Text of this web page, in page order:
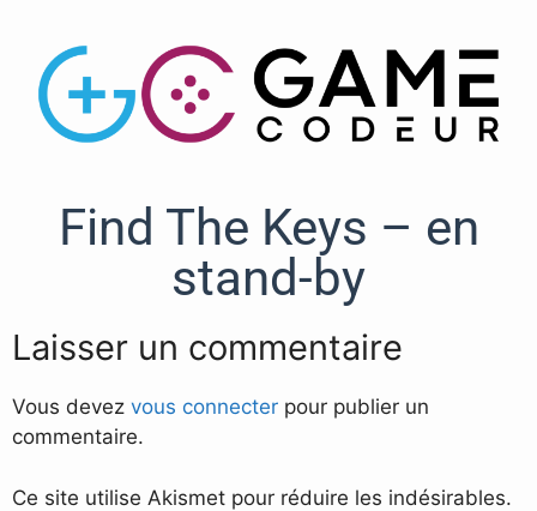
Find The Keys – en
stand-by
Laisser un commentaire
Vous devez vous connecter pour publier un
commentaire.
Ce site utilise Akismet pour réduire les indésirables.